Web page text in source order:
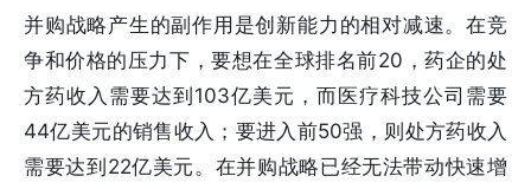
并购战略产生的副作用是创新能力的相对减速。在竞
争和价格的压力下，要想在全球排名前20，药企的处
方药收入需要达到103亿美元，而医疗科技公司需要
44亿美元的销售收入；要进入前50强，则处方药收入
需要达到22亿美元。在并购战略已经无法带动快速增